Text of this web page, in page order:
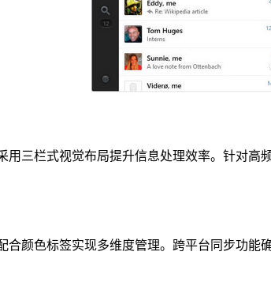
用三栏式视觉布局提升信息处理效率。针对
合颜色标签实现多维度管理。跨平台同步功